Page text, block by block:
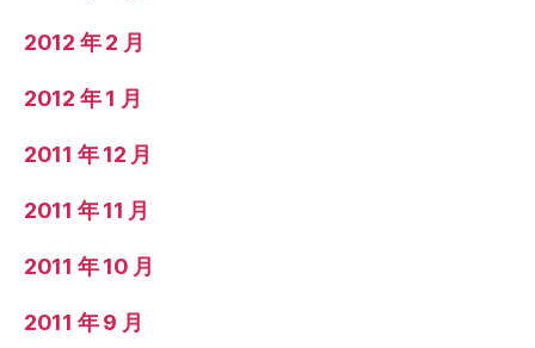
2012 年 2 月
2012 年 1 月
2011 年 12 月
2011 年 11 月
2011 年 10 月
2011 年 9 月